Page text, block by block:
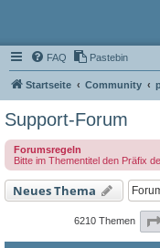
FAQ Pastebin
Startseite Community
Support-Forum
Forumsregeln
Bitte im Thementitel den Präfix
Neues Thema
6210 Themen